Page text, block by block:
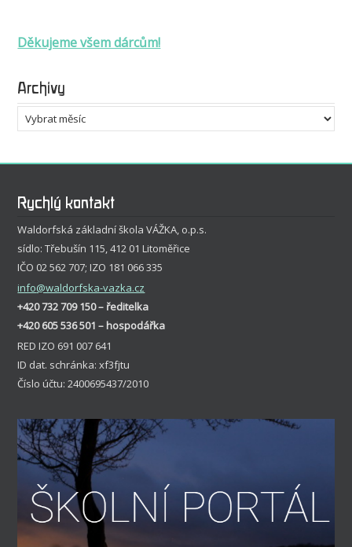
Děkujeme všem dárcům!
Archivy
Archivy
Rychlý kontakt
Waldorfská základní škola VÁŽKA, o.p.s.
sídlo: Třebušín 115, 412 01 Litoměřice
IČO 02 562 707; IZO 181 066 335
info@waldorfska-vazka.cz
+420 732 709 150 – ředitelka
+420 605 536 501 – hospodářka
RED IZO 691 007 641
ID dat. schránka: xf3fjtu
Číslo účtu: 2400695437/2010